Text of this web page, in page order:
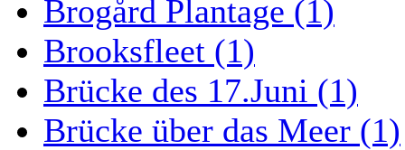
Brogård Plantage (1)
Brooksfleet (1)
Brücke des 17.Juni (1)
Brücke über das Meer (1)